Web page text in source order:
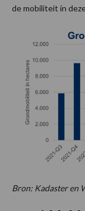
de mobiliteit in
Bron: Kadaster en